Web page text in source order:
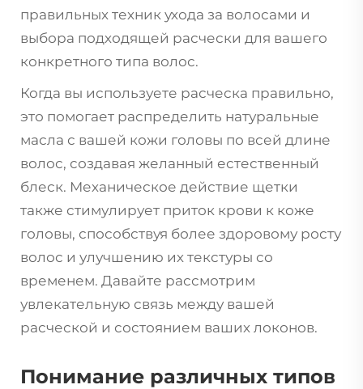
правильных техник ухода за волосами и
выбора подходящей расчески для вашего
конкретного типа волос.
Когда вы используете расческа правильно,
это помогает распределить натуральные
масла с вашей кожи головы по всей длине
волос, создавая желанный естественный
блеск. Механическое действие щетки
также стимулирует приток крови к коже
головы, способствуя более здоровому росту
волос и улучшению их текстуры со
временем. Давайте рассмотрим
увлекательную связь между вашей
расческой и состоянием ваших локонов.
Понимание различных типов